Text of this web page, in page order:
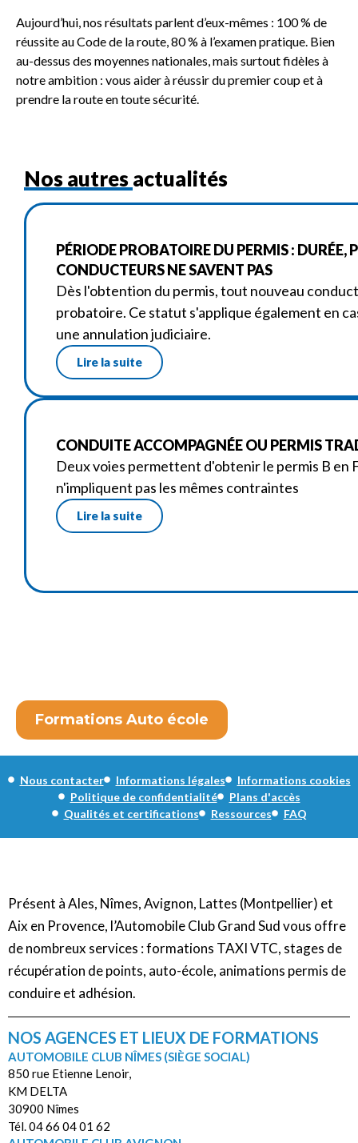
Aujourd’hui, nos résultats parlent d’eux-mêmes : 100 % de
réussite au Code de la route, 80 % à l’examen pratique. Bien
au-dessus des moyennes nationales, mais surtout fidèles à
notre ambition : vous aider à réussir du premier coup et à
prendre la route en toute sécurité.
Nos autres actualités
PÉRIODE PROBATOIRE DU PERMIS : DURÉE,
CONDUCTEURS NE SAVENT PAS
Dès l'obtention du permis, tout nouveau
probatoire. Ce statut s'applique également en
une annulation judiciaire.
Lire la suite
CONDUITE ACCOMPAGNÉE OU PERMIS
Deux voies permettent d'obtenir le permis B en
n'impliquent pas les mêmes contraintes
Lire la suite
Formations Auto école
Nous contacter Informations légales
Informations cookies
Politique de confidentialité
Plans d'accès
Qualités et certifications
Ressources FAQ
Présent à Ales, Nîmes, Avignon, Lattes (Montpellier) et
Aix en Provence, l’Automobile Club Grand Sud vous offre
de nombreux services : formations TAXI VTC, stages de
récupération de points, auto-école, animations permis de
conduire et adhésion.
NOS AGENCES ET LIEUX DE FORMATIONS
AUTOMOBILE CLUB NÎMES (SIÈGE SOCIAL)
850 rue Etienne Lenoir,
KM DELTA
30900 Nîmes
Tél. 04 66 04 01 62